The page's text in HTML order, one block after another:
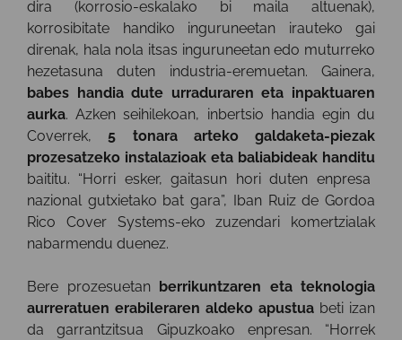
dira (korrosio-eskalako bi maila altuenak),
korrosibitate handiko inguruneetan irauteko gai
direnak, hala nola itsas inguruneetan edo muturreko
hezetasuna duten industria-eremuetan. Gainera,
babes handia dute urraduraren eta inpaktuaren
aurka. Azken seihilekoan, inbertsio handia egin du
Coverrek, 5 tonara arteko galdaketa-piezak
prozesatzeko instalazioak eta baliabideak handitu
baititu. “Horri esker, gaitasun hori duten enpresa
nazional gutxietako bat gara”, Iban Ruiz de Gordoa
Rico Cover Systems-eko zuzendari komertzialak
nabarmendu duenez.
Bere prozesuetan berrikuntzaren eta teknologia
aurreratuen erabileraren aldeko apustua beti izan
da garrantzitsua Gipuzkoako enpresan. “Horrek